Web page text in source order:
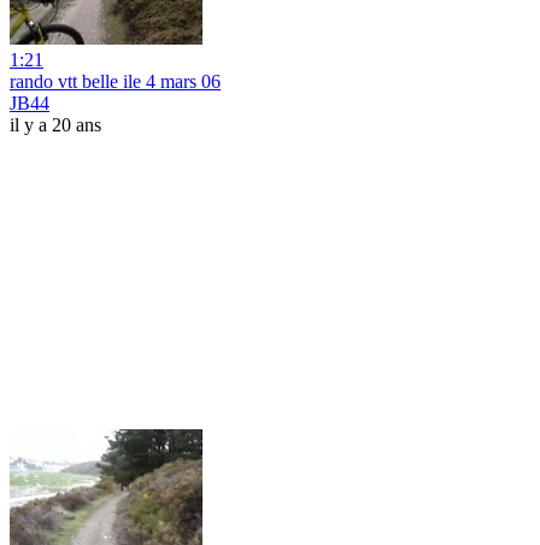
1:21
rando vtt belle ile 4 mars 06
JB44
il y a 20 ans